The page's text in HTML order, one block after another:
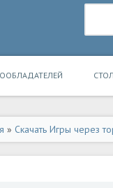
» Скачать Игры через